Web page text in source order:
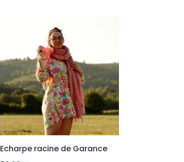
Echarpe racine de Garance